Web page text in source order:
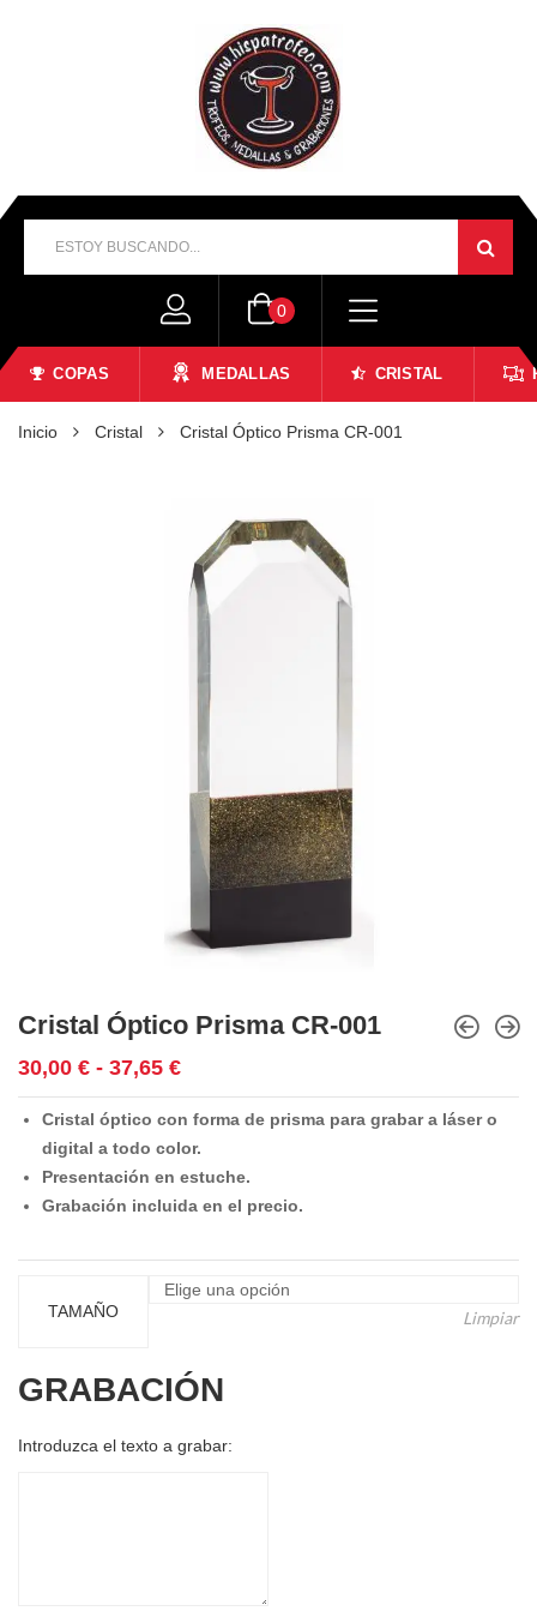
0
COPAS MEDALLAS CRISTAL
Inicio Cristal Cristal Óptico Prisma CR-001
Cristal Óptico Prisma CR-001
30,00 € - 37,65 €Rango
de
precios:
desde
30,00 €
hasta
Cristal óptico con forma de prisma para grabar a láser o
digital a todo color.
Presentación en estuche.
Grabación incluida en el precio.
TAMAÑO Limpiar
GRABACIÓN
Introduzca el texto a grabar: